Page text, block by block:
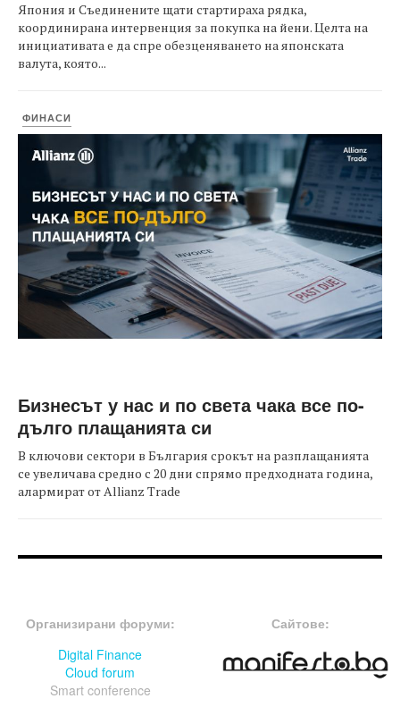
Япония и Съединените щати стартираха рядка,
координирана интервенция за покупка на йени. Целта на
инициативата е да спре обезценяването на японската
валута, която...
ФИНАСИ
Бизнесът у нас и по света чака все по-
дълго плащанията си
В ключови сектори в България срокът на разплащанията
се увеличава средно с 20 дни спрямо предходната година,
алармират от Allianz Trade
Организирани форуми:
Digital Finance
Cloud forum
Smart conference
Сайтове: